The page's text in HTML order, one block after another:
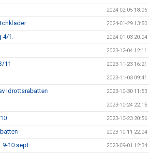
2024-02-05 18:06
2024-01-29 13:50
4/1. 2024-01-03 20:04
2023-12-04 12:11
11 2023-11-23 16:21
2023-11-03 09:41
Idrottsrabatten 2023-10-30 11:53
2023-10-24 22:15
2023-10-23 20:56
2023-10-11 22:04
9-10 sept 2023-09-01 12:34